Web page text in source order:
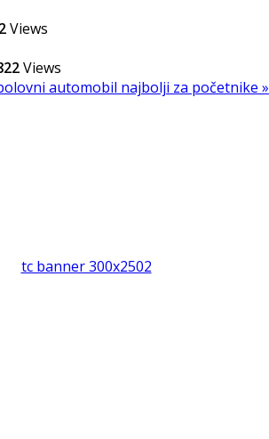
Views
Views
automobil najbolji za početnike »